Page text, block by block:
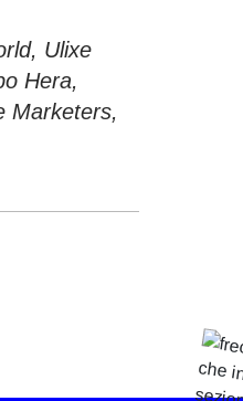
Ulixe
Hera,
Marketers,